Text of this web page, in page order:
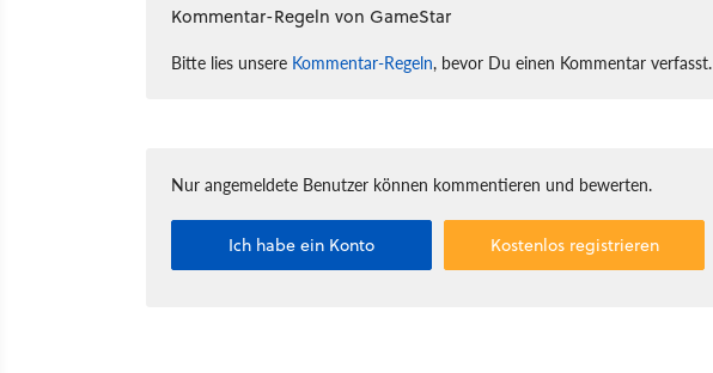
Kommentar-Regeln von GameStar
Bitte lies unsere Kommentar-Regeln, bevor Du einen Kommentar verfasst.
Nur angemeldete Benutzer können kommentieren und bewerten.
Ich habe ein Konto Kostenlos registrieren